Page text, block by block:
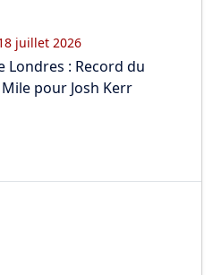
juillet 2026
Londres : Record du
pour Josh Kerr